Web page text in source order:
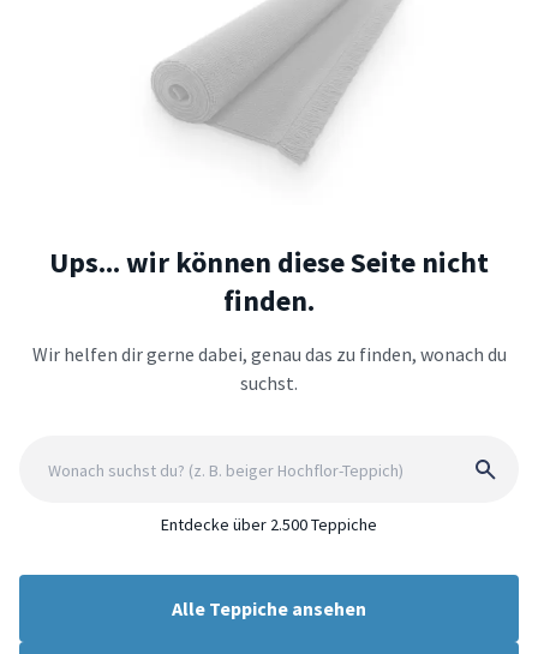
Ups... wir können diese Seite nicht
finden.
Wir helfen dir gerne dabei, genau das zu finden, wonach du
suchst.
Entdecke über 2.500 Teppiche
Alle Teppiche ansehen